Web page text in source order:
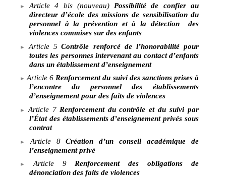
Article 4 bis (nouveau) Possibilité de confier au
directeur d’école des missions de sensibilisation du
personnel à la prévention et à la détection
des
violences commises sur des enfants
Article 5 Contrôle renforcé de l’honorabilité pour
toutes les personnes intervenant au contact d’enfants
dans un établissement d’enseignement
Article 6 Renforcement du suivi des sanctions prises à
l’encontre du personnel des établissements
d’enseignement pour des faits de violences
Article 7 Renforcement du contrôle et du suivi par
l’État des établissements d’enseignement privés sous
contrat
Article
8 Création d’un conseil académique de
l’enseignement privé
Article
9 Renforcement des obligations de
dénonciation des faits de violences